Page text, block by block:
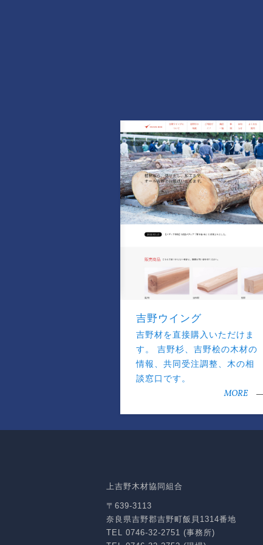
吉野ウイング
吉野材を直接購入いただけま
す。 吉野杉、吉野桧の木材の
情報、共同受注調整、木の相
談窓口です。
MORE
上吉野木材協同組合
〒639-3113
奈良県吉野郡吉野町飯貝1314番地
TEL 0746-32-2751 (事務所)